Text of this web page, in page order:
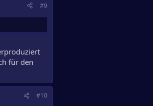
#9
für den
#10